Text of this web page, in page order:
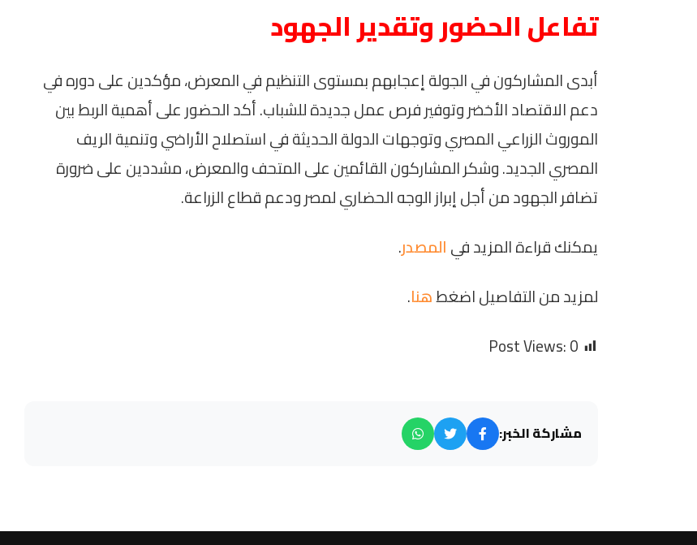
تفاعل الحضور وتقدير الجهود
أبدى المشاركون في الجولة إعجابهم بمستوى التنظيم في المعرض، مؤكدين على دوره في
دعم الاقتصاد الأخضر وتوفير فرص عمل جديدة للشباب. أكد الحضور على أهمية الربط بين
الموروث الزراعي المصري وتوجهات الدولة الحديثة في استصلاح الأراضي وتنمية الريف
المصري الجديد. وشكر المشاركون القائمين على المتحف والمعرض، مشددين على ضرورة
تضافر الجهود من أجل إبراز الوجه الحضاري لمصر ودعم قطاع الزراعة.
يمكنك قراءة المزيد فيالمصدر.
لمزيد من التفاصيل اضغطهنا.
Post Views:0
مشاركة الخبر: